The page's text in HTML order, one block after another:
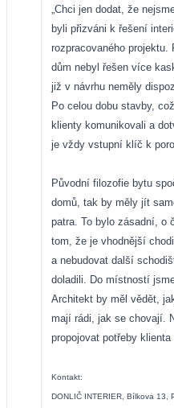
„Chci jen dodat, že
byli přizváni k řešení
rozpracovaného projektu.
dům nebyl řešen více
již v návrhu neměly
Po celou dobu stavby,
klienty komunikovali a
je vždy vstupní klíč k
Původní filozofie bytu
domů, tak by měly jít
patra. To bylo zásadní, o
tom, že je vhodnější
a nebudovat další
doladili. Do místností
Architekt by měl vědět,
mají rádi, jak se chovají.
propojovat potřeby
Kontakt:
DONLIČ INTERIER, Bílkova 13,